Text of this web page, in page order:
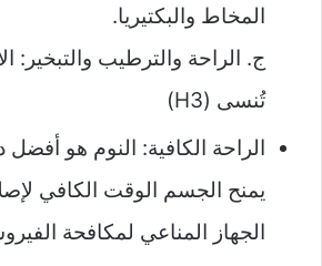
المخاط والبكتيريا.
ج. الراحة والترطيب والتبخير:
تُنسى (H3)
الراحة الكافية: النوم هو أفضل
يمنح الجسم الوقت الكافي
الجهاز المناعي لمكافحة